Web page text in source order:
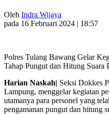
Oleh Indra Wijaya
pada 16 Februari 2024 | 18:57
Polres Tulang Bawang Gelar
Tahap Pungut dan Hitung Suara
Harian Naskah| Seksi Dokkes
Lampung, menggelar kegiatan
utamanya para personel yang
pengamanan pungut dan hitung